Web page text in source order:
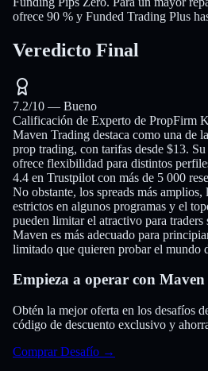
ofrece 90 % y Funded Trading Plus
Veredicto Final
7.2/10 — Bueno
Calificación de Experto de PropFirm
Maven Trading destaca como una de
prop trading, con tarifas desde $13.
ofrece flexibilidad para distintos
4.4 en Trustpilot con más de 5 000
No obstante, los spreads más
estrictos en algunos programas y el
pueden limitar el atractivo para traders
Maven es más adecuado para
limitado que quieren probar el mundo
Empieza a operar con
Obtén la mejor oferta en los desafíos
código de descuento exclusivo y
Comprar Desafío →